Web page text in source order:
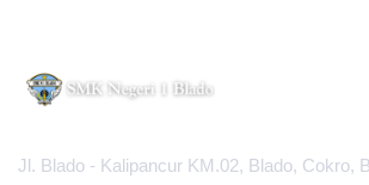
Jl. Blado - Kalipancur KM.02, Blado, Cokro,